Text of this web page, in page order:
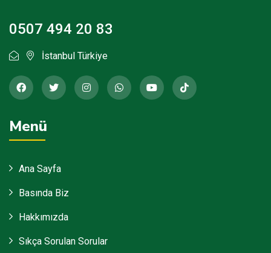
0507 494 20 83
İstanbul Türkiye
Menü
Ana Sayfa
Basında Biz
Hakkımızda
Sıkça Sorulan Sorular